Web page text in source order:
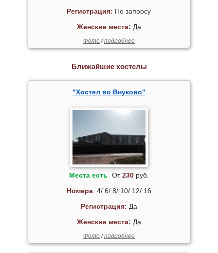
Регистрация: По запросу
Женские места: Да
Фото/подробнее
Ближайшие хостелы
"Хостел во Внуково"
Места есть От230руб.
Номера: 4/ 6/ 8/ 10/ 12/ 16
Регистрация: Да
Женские места: Да
Фото/подробнее